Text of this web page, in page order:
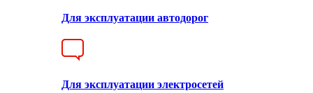
Для эксплуатации автодорог
Для эксплуатации электросетей